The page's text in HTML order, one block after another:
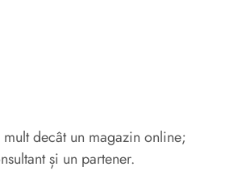
decât un magazin online;
și un partener.